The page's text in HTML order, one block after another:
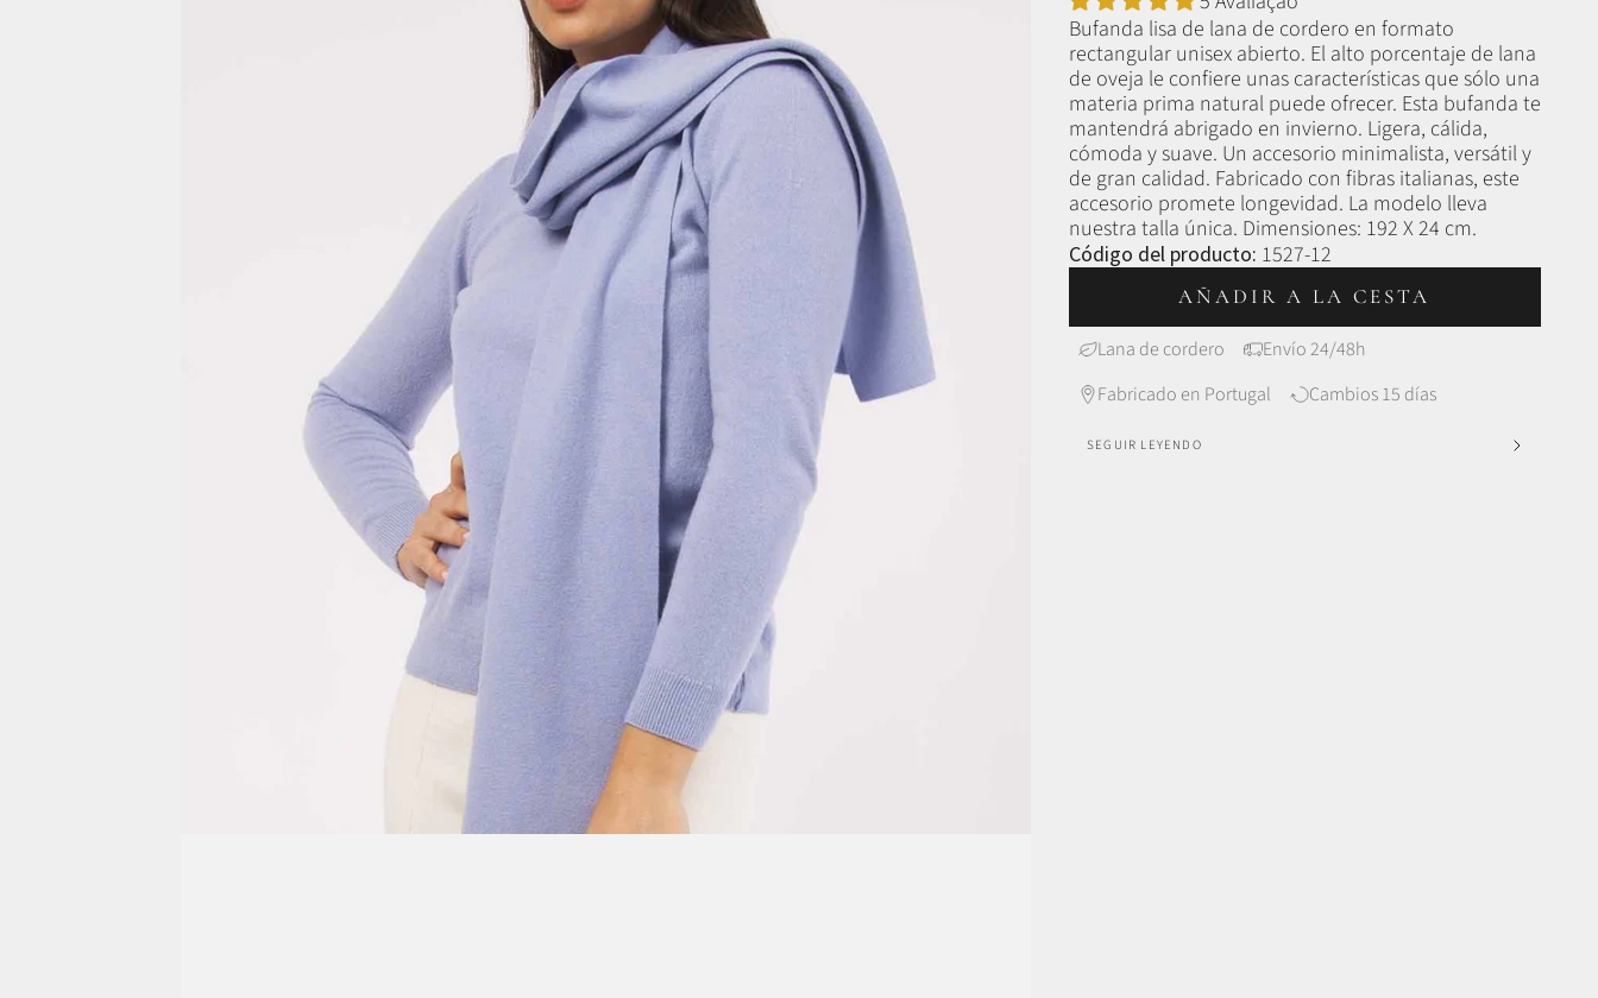
Bufanda lisa de lana de cordero en formato
rectangular unisex abierto. El alto porcentaje de lana
de oveja le confiere unas características que sólo una
materia prima natural puede ofrecer. Esta bufanda te
mantendrá abrigado en invierno. Ligera, cálida,
cómoda y suave. Un accesorio minimalista, versátil y
de gran calidad. Fabricado con fibras italianas, este
accesorio promete longevidad. La modelo lleva
nuestra talla única. Dimensiones: 192 X 24 cm.
Código del producto: 1527-12
AÑADIR A LA CESTA
Lana de cordero
Envío 24/48h
Fabricado en Portugal
Cambios 15 días
SEGUIR LEYENDO